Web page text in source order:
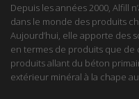
Depuis les années 2000, Alfill
dans le monde des produits
Aujourd’hui, elle apporte des
en termes de produits que de
produits allant du béton
extérieur minéral à la chape